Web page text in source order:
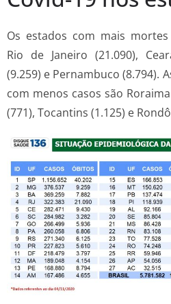
Os estados com mais mortes
Rio de Janeiro (21.090),
(9.259) e Pernambuco (8.794).
com menos casos são
(771), Tocantins (1.125) e